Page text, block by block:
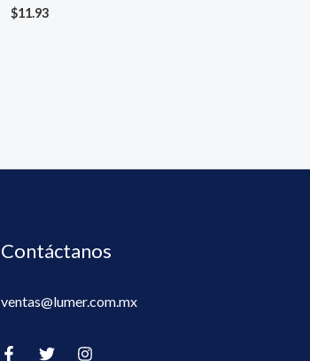
$11.93
Contáctanos
ventas@lumer.com.mx